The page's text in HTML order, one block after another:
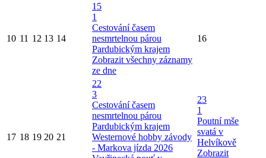
10 11 12 13 14
15
1
Cestování časem
nesmrtelnou párou
Pardubickým krajem
Zobrazit všechny záznamy
ze dne
16
17 18 19 20 21
22
3
Cestování časem
nesmrtelnou párou
Pardubickým krajem
Westernové hobby závody
- Markova jízda 2026
23
1
Poutní mše
svatá v
Helvíkově
Zobrazit